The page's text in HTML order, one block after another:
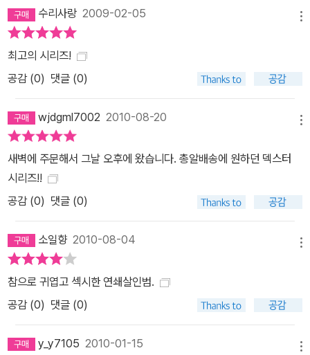
더해가는 인기를 자랑한다. 귀여우면서도 복잡한 정신세계를 지닌 덱
스터를 호연한 마이클 C. 홀을 인기배우로 등극시킨 <덱스터Dexter
‘효자 프로그램’으로 자리 잡았다. 얼마 전 시즌 3이 방영되었으며, 현
다. 한편 최근 발표된 네 번째 작품 <계획적인 덱스터Dexter by De
sign> 역시 출간 전부터 화제를 모으며 베스트셀러 반열에 오를 것을
예고했다. 더 강해지고 매력으로 무장한 데다 두 아이의 아빠가 되어
돌아올 덱스터! 더욱 업그레이드될 그의 활약이 기대된다.
수리사랑 2009-02-05
최고의 시리즈!
공감 (0) 댓글 (0)
wjdgml7002 2010-08-20
새벽에 주문해서 그날 오후에 왔습니다. 총알배송에 원하던 덱스터
시리즈!!
공감 (0) 댓글 (0)
소일향2010-08-04
참으로 귀엽고 섹시한 연쇄살인범.
공감 (0) 댓글 (0)
y_y7105 2010-01-15